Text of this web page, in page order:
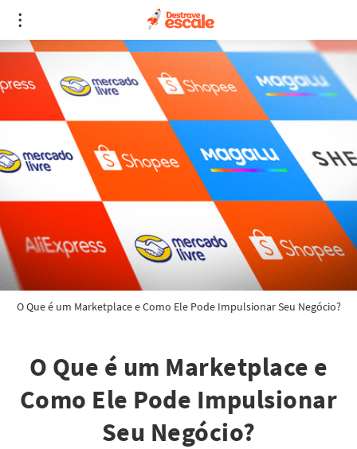
O Que é um Marketplace e Como Ele Pode Impulsionar Seu Negócio?
O Que é um Marketplace e
Como Ele Pode Impulsionar
Seu Negócio?